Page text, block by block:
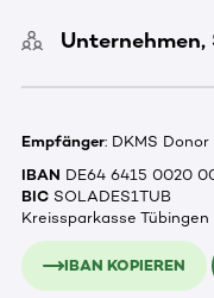
Unternehmen,
Empfänger: DKMS
IBAN DE64 6415 0020
BIC SOLADES1TUB
Kreissparkasse Tübingen
IBAN KOPIEREN